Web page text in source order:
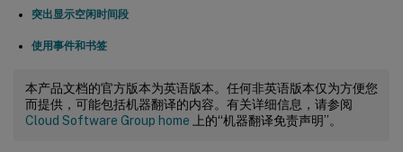
突出显示空闲时间段
使用事件和书签
本产品文档的官方版本为英语版本。任何非英语版本仅为方便您
而提供，可能包括机器翻译的内容。有关详细信息，请参阅
Cloud Software Group home 上的“机器翻译免责声明”。